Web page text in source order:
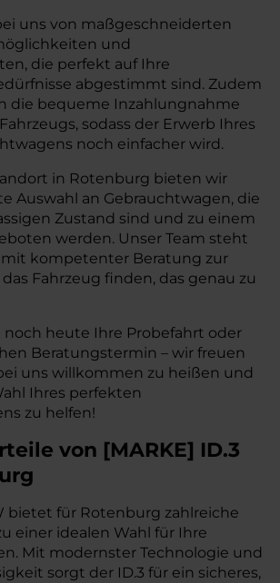
uns von maßgeschneiderten
und
die perfekt auf Ihre
abgestimmt sind. Zudem
die bequeme Inzahlungnahme
sodass der Erwerb Ihres
noch einfacher wird.
in Rotenburg bieten wir
Auswahl an Gebrauchtwagen, die
Zustand sind und zu einem
werden. Unser Team steht
kompetenter Beratung zur
Fahrzeug finden, das genau zu
noch heute Ihre Probefahrt oder
Beratungstermin – wir freuen
uns willkommen zu heißen und
Ihres perfekten
zu helfen!
von [MARKE] ID.3
bietet für Rotenburg zahlreiche
einer idealen Wahl für Ihre
Mit modernster Technologie und
sorgt der ID.3 für ein sicheres,